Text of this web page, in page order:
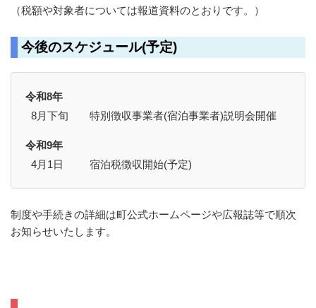
（税額や対象者については報道資料のとおりです。）
今後のスケジュール(予定)
令和8年
8月下旬
特別徴収事業者(宿泊事業者)説明会開催
令和9年
4月1日
宿泊税徴収開始(予定)
制度や手続きの詳細は町公式ホームページや広報誌等で順次
お知らせいたします。